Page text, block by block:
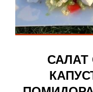
САЛАТ